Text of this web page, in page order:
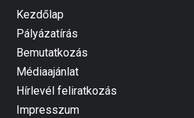
Kezdőlap
Pályázatírás
Bemutatkozás
Médiaajánlat
Hírlevél feliratkozás
Impresszum